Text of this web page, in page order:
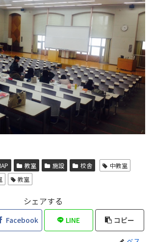
教室 施設 校舎
中教室
教室
シェアする
Facebook LINE コピー